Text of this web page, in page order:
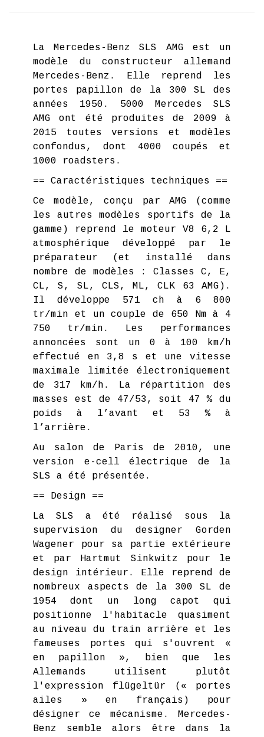
La Mercedes-Benz SLS AMG est un
modèle du constructeur allemand
Mercedes-Benz. Elle reprend les
portes papillon de la 300 SL des
années 1950. 5000 Mercedes SLS
AMG ont été produites de 2009 à
2015 toutes versions et modèles
confondus, dont 4000 coupés et
1000 roadsters.
== Caractéristiques techniques ==
Ce modèle, conçu par AMG (comme
les autres modèles sportifs de la
gamme) reprend le moteur V8 6,2 L
atmosphérique développé par le
préparateur (et installé dans
nombre de modèles : Classes C, E,
CL, S, SL, CLS, ML, CLK 63 AMG).
Il développe 571 ch à 6 800
tr/min et un couple de 650 Nm à 4
750 tr/min. Les performances
annoncées sont un 0 à 100 km/h
effectué en 3,8 s et une vitesse
maximale limitée électroniquement
de 317 km/h. La répartition des
masses est de 47/53, soit 47 % du
poids à l’avant et 53 % à
l’arrière.
Au salon de Paris de 2010, une
version e-cell électrique de la
SLS a été présentée.
== Design ==
La SLS a été réalisé sous la
supervision du designer Gorden
Wagener pour sa partie extérieure
et par Hartmut Sinkwitz pour le
design intérieur. Elle reprend de
nombreux aspects de la 300 SL de
1954 dont un long capot qui
positionne l'habitacle quasiment
au niveau du train arrière et les
fameuses portes qui s'ouvrent «
en papillon », bien que les
Allemands utilisent plutôt
l'expression flügeltür (« portes
ailes » en français) pour
désigner ce mécanisme. Mercedes-
Benz semble alors être dans la